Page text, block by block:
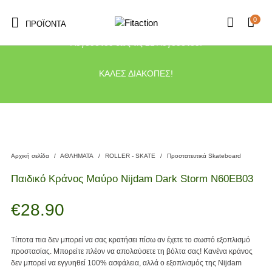
Το κατάστημα μας θα παραμείνει κλειστό λόγω διακοπών από τις 10
Αυγούστου έως τις 21 Αυγούστου.
ΚΑΛΕΣ ΔΙΑΚΟΠΕΣ!
ΠΡΟΪΌΝΤΑ
0
Αρχική σελίδα / ΑΘΛΗΜΑΤΑ / ROLLER - SKATE / Προστατευτικά Skateboard
Παιδικό Κράνος Μαύρο Nijdam Dark Storm N60EB03
€28.90
Τίποτα πια δεν μπορεί να σας κρατήσει πίσω αν έχετε το σωστό εξοπλισμό
προστασίας. Μπορείτε πλέον να απολαύσετε τη βόλτα σας! Κανένα κράνος
δεν μπορεί να εγγυηθεί 100% ασφάλεια, αλλά ο εξοπλισμός της Nijdam